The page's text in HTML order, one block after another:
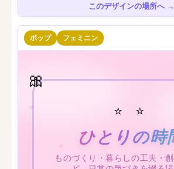
このデザインの場所へ →
ポップ フェミニン